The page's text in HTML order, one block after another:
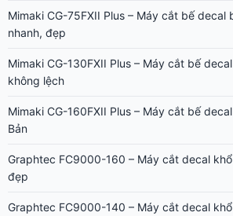
Mimaki CG-75FXII Plus – Máy cắt bế decal
nhanh, đẹp
Mimaki CG-130FXII Plus – Máy cắt bế
không lệch
Mimaki CG-160FXII Plus – Máy cắt bế
Bản
Graphtec FC9000-160 – Máy cắt decal
đẹp
Graphtec FC9000-140 – Máy cắt decal